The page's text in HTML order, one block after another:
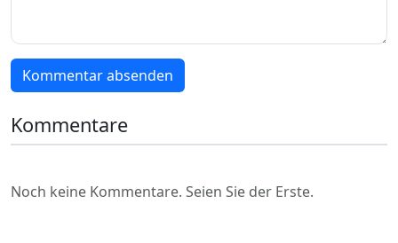
Kommentar absenden
Kommentare
Noch keine Kommentare. Seien Sie der Erste.